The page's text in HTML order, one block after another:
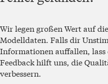
höchste Score ist
Modell
Score
Gemini 3.1
Pro
33 %
Grok 4.5
26,4 %
Gemini 3.6
ist
Wir legen großen Wert auf
Modelldaten. Falls dir
Informationen auffallen, lass
Feedback hilft uns, die
verbessern.